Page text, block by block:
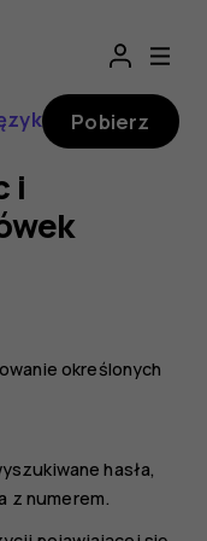
Pobierz
i
określonych
hasła,
z numerem.